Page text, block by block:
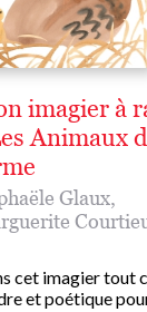
imagier à
Animaux
Glaux,
cet imagier tout
et poétique